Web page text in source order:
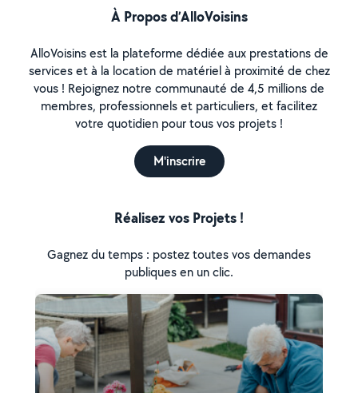
À Propos d’AlloVoisins
AlloVoisins est la plateforme dédiée aux prestations de
services et à la location de matériel à proximité de chez
vous ! Rejoignez notre communauté de 4,5 millions de
membres, professionnels et particuliers, et facilitez
votre quotidien pour tous vos projets !
M'inscrire
Réalisez vos Projets !
Gagnez du temps : postez toutes vos demandes
publiques en un clic.